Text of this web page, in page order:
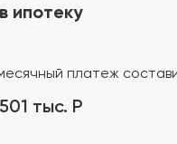
ипотеку
платеж
тыс. Р